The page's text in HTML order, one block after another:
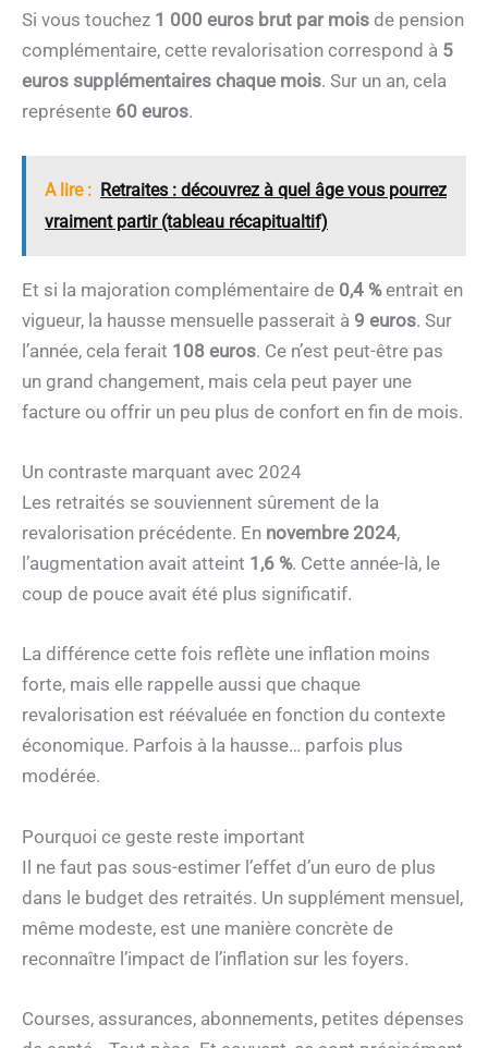
Si vous touchez 1 000 euros brut par mois de pension
complémentaire, cette revalorisation correspond à 5
euros supplémentaires chaque mois. Sur un an, cela
représente 60 euros.
A lire : Retraites : découvrez à quel âge vous pourrez
vraiment partir (tableau récapitualtif)
Et si la majoration complémentaire de 0,4 %entrait en
vigueur, la hausse mensuelle passerait à 9 euros. Sur
l’année, cela ferait 108 euros. Ce n’est peut-être pas
un grand changement, mais cela peut payer une
facture ou offrir un peu plus de confort en fin de mois.
Un contraste marquant avec 2024
Les retraités se souviennent sûrement de la
revalorisation précédente. En novembre 2024,
l’augmentation avait atteint 1,6 %. Cette année-là, le
coup de pouce avait été plus significatif.
La différence cette fois reflète une inflation moins
forte, mais elle rappelle aussi que chaque
revalorisation est réévaluée en fonction du contexte
économique. Parfois à la hausse… parfois plus
modérée.
Pourquoi ce geste reste important
Il ne faut pas sous-estimer l’effet d’un euro de plus
dans le budget des retraités. Un supplément mensuel,
même modeste, est une manière concrète de
reconnaître l’impact de l’inflation sur les foyers.
Courses, assurances, abonnements, petites dépenses